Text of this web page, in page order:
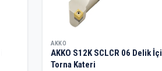
AKKO
AKKO S12K SCLCR 06 Delik İçi
Torna Kateri